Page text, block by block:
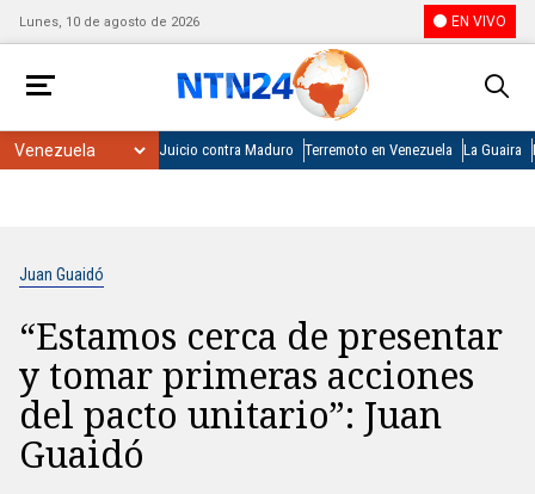
Lunes, 10 de agosto de 2026 EN VIVO
Juicio contra Maduro Terremoto en Venezuela La Guaira
Juan Guaidó
“Estamos cerca de presentar
y tomar primeras acciones
del pacto unitario”: Juan
Guaidó